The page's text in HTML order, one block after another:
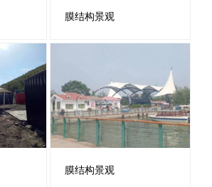
膜结构景观
膜结构景观